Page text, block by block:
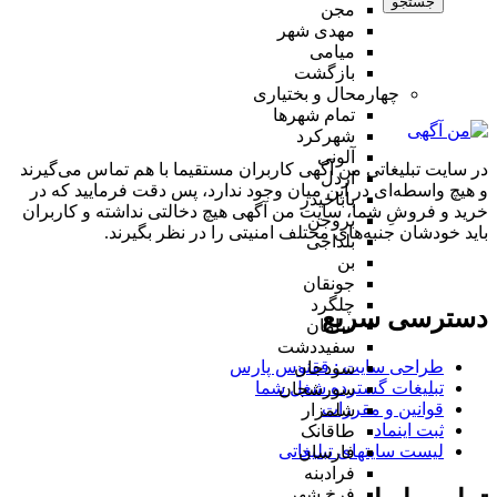
مجن
مهدی شهر
میامی
بازگشت
چهارمحال و بختیاری
تمام شهر‌ها
شهرکرد
آلونی
اردل
باباحیدر
بروجن
بلداجی
بن
جونقان
چلگرد
سامان
سفیددشت
سودجان
سورشجان
شلمزار
طاقانک
فارسان
فرادبنه
در سایت تبلیغاتی من آگهی کاربران مستقیما با هم تماس می‌گیرند
و هیچ واسطه‌ای در این میان وجود ندارد، پس دقت فرمایید که در
خرید و فروشِ شما، سایت من آگهی هیچ دخالتی نداشته و کاربران
باید خودشان جنبه‌های مختلف امنیتی را در نظر بگیرند.
دسترسی سریع
طراحی سایت :‌ ققنوس پارس
تبلیغات گسترده شغل شما
قوانین و مقررات
ثبت اینماد
لیست سایتهای تبلیغاتی